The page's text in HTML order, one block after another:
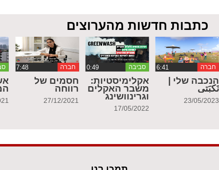
כתבות חדשות מהערוצים
חברה
הנכבה שלי |
نَكبَتي
23/05/2023
סביבה ‏0:49
אקלימיסטיות:
משבר האקלים
וגרינוושינג
17/05/2022
חברה
חסמים של
רווחה
27/12/2021